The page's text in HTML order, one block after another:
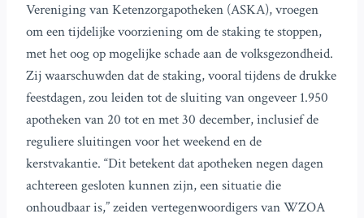
Vereniging van Ketenzorgapotheken (ASKA), vroegen
om een tijdelijke voorziening om de staking te stoppen,
met het oog op mogelijke schade aan de volksgezondheid.
Zij waarschuwden dat de staking, vooral tijdens de drukke
feestdagen, zou leiden tot de sluiting van ongeveer 1.950
apotheken van 20 tot en met 30 december, inclusief de
reguliere sluitingen voor het weekend en de
kerstvakantie. “Dit betekent dat apotheken negen dagen
achtereen gesloten kunnen zijn, een situatie die
onhoudbaar is,” zeiden vertegenwoordigers van WZOA